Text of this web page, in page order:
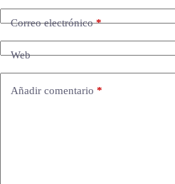
Correo electrónico*
Web
Añadir comentario *